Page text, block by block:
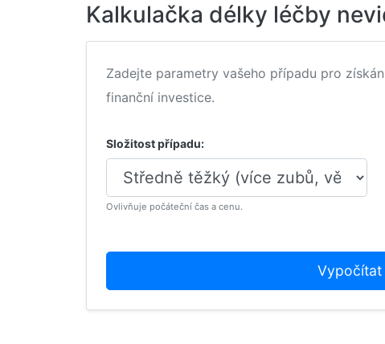
Kalkulačka délky léčby
Zadejte parametry vašeho případu pro
finanční investice.
Složitost případu:
Ovlivňuje počáteční čas a cenu.
Vypočítat